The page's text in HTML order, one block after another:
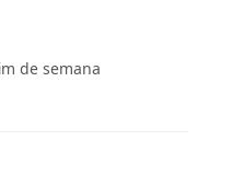
de semana